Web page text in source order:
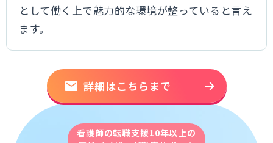
として働く上で魅力的な環境が整っていると言え
ます。
詳細はこちらまで
看護師の転職支援10年以上の